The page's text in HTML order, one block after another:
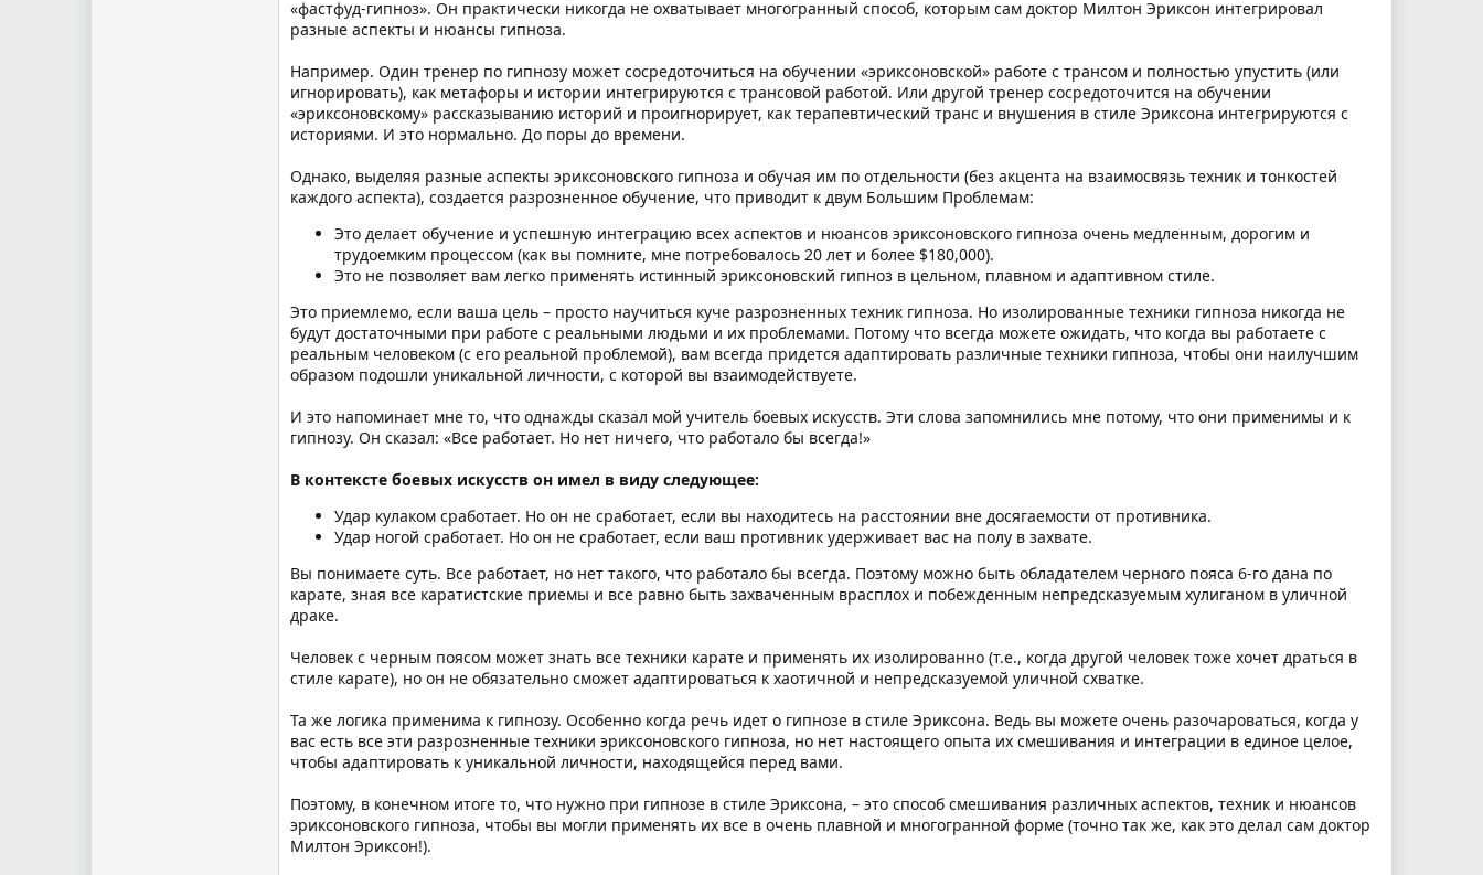
«фастфуд-гипноз». Он практически никогда не охватывает многогранный способ, которым сам доктор Милтон Эриксон интегрировал
разные аспекты и нюансы гипноза.
Например. Один тренер по гипнозу может сосредоточиться на обучении «эриксоновской» работе с трансом и полностью упустить (или
игнорировать), как метафоры и истории интегрируются с трансовой работой. Или другой тренер сосредоточится на обучении
«эриксоновскому» рассказыванию историй и проигнорирует, как терапевтический транс и внушения в стиле Эриксона интегрируются с
историями. И это нормально. До поры до времени.
Однако, выделяя разные аспекты эриксоновского гипноза и обучая им по отдельности (без акцента на взаимосвязь техник и тонкостей
каждого аспекта), создается разрозненное обучение, что приводит к двум Большим Проблемам:
Это делает обучение и успешную интеграцию всех аспектов и нюансов эриксоновского гипноза очень медленным, дорогим и
трудоемким процессом (как вы помните, мне потребовалось 20 лет и более $180,000).
Это не позволяет вам легко применять истинный эриксоновский гипноз в цельном, плавном и адаптивном стиле.
Это приемлемо, если ваша цель – просто научиться куче разрозненных техник гипноза. Но изолированные техники гипноза никогда не
будут достаточными при работе с реальными людьми и их проблемами. Потому что всегда можете ожидать, что когда вы работаете с
реальным человеком (с его реальной проблемой), вам всегда придется адаптировать различные техники гипноза, чтобы они наилучшим
образом подошли уникальной личности, с которой вы взаимодействуете.
И это напоминает мне то, что однажды сказал мой учитель боевых искусств. Эти слова запомнились мне потому, что они применимы и к
гипнозу. Он сказал: «Все работает. Но нет ничего, что работало бы всегда!»
В контексте боевых искусств он имел в виду следующее:
Удар кулаком сработает. Но он не сработает, если вы находитесь на расстоянии вне досягаемости от противника.
Удар ногой сработает. Но он не сработает, если ваш противник удерживает вас на полу в захвате.
Вы понимаете суть. Все работает, но нет такого, что работало бы всегда. Поэтому можно быть обладателем черного пояса 6-го дана по
карате, зная все каратистские приемы и все равно быть захваченным врасплох и побежденным непредсказуемым хулиганом в уличной
драке.
Человек с черным поясом может знать все техники карате и применять их изолированно (т.е., когда другой человек тоже хочет драться в
стиле карате), но он не обязательно сможет адаптироваться к хаотичной и непредсказуемой уличной схватке.
Та же логика применима к гипнозу. Особенно когда речь идет о гипнозе в стиле Эриксона. Ведь вы можете очень разочароваться, когда у
вас есть все эти разрозненные техники эриксоновского гипноза, но нет настоящего опыта их смешивания и интеграции в единое целое,
чтобы адаптировать к уникальной личности, находящейся перед вами.
Поэтому, в конечном итоге то, что нужно при гипнозе в стиле Эриксона, – это способ смешивания различных аспектов, техник и нюансов
эриксоновского гипноза, чтобы вы могли применять их все в очень плавной и многогранной форме (точно так же, как это делал сам доктор
Милтон Эриксон!).